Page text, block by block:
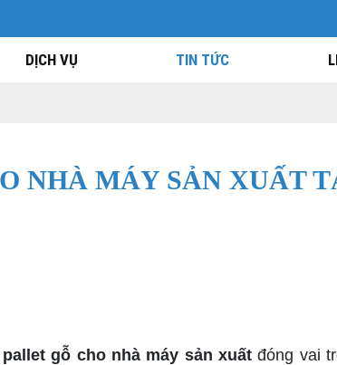
DỊCH VỤ TIN TỨC
NHÀ MÁY SẢN XUẤT
pallet gỗ cho nhà máy sản xuấtđóng vai